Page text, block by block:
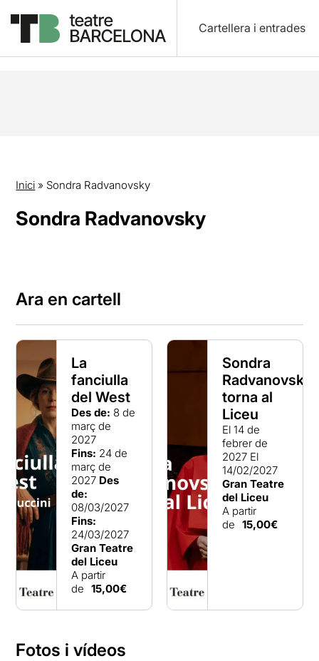
Cartellera i entrades
Inici » Sondra Radvanovsky
Sondra Radvanovsky
Ara en cartell
La
fanciulla
del West
Des de: 8 de
març de
2027
Fins: 24 de
març de
2027 Des
de:
08/03/2027
Fins:
24/03/2027
Gran Teatre
del Liceu
A partir
de 15,00€
Sondra
Radvanovsky
torna al
Liceu
El 14 de
febrer de
2027 El
14/02/2027
Gran Teatre
del Liceu
A partir
de 15,00€
Fotos i vídeos